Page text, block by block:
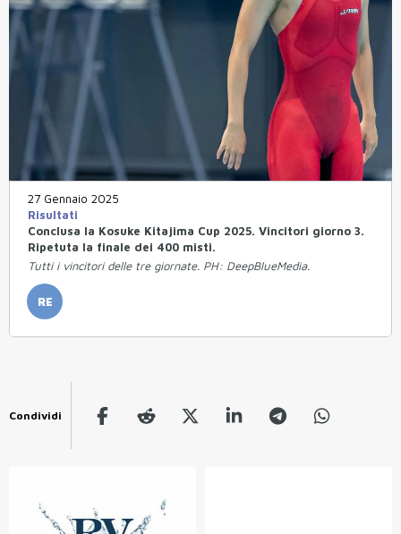
27 Gennaio 2025
Risultati
Conclusa la Kosuke Kitajima Cup 2025. Vincitori giorno 3.
Ripetuta la finale dei 400 misti.
Tutti i vincitori delle tre giornate. PH: DeepBlueMedia.
RE
Condividi